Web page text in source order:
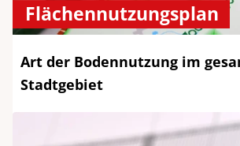
Flächennutzungsplan
Art der Bodennutzung im
Stadtgebiet